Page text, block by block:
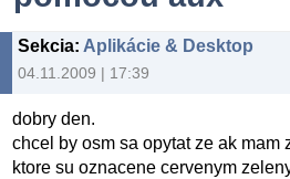
Sekcia: Aplikácie & Desktop
04.11.2009 | 17:39
dobry den.
chcel by osm sa opytat ze ak mam
ktore su oznacene cervenym